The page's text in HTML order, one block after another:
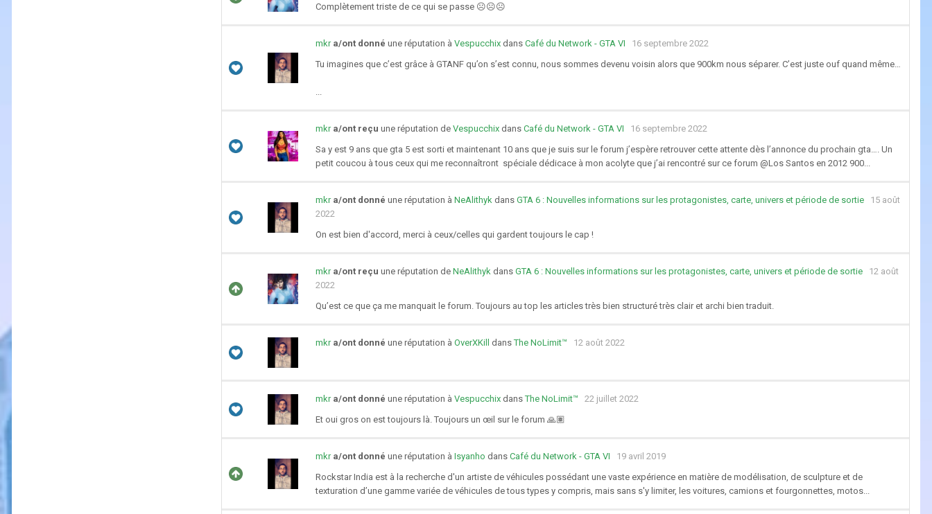
Complètement triste de ce qui se passe ☹️☹️☹️
mkr a/ont donné une réputation à Vespucchix dans Café du Network - GTA VI
16 septembre 2022
Tu imagines que c’est grâce à GTANF qu’on s’est connu, nous sommes devenu voisin alors que 900km nous séparer. C’est juste ouf quand même…
mkr a/ont reçu une réputation de Vespucchix dans Café du Network - GTA VI
16 septembre 2022
Sa y est 9 ans que gta 5 est sorti et maintenant 10 ans que je suis sur le forum j’espère retrouver cette attente dès l’annonce du prochain gta…. Un
petit coucou à tous ceux qui me reconnaîtront spéciale dédicace à mon acolyte que j’ai rencontré sur ce forum @Los Santos en 2012 900...
mkr a/ont donné une réputation à NeAlithyk dans GTA 6 : Nouvelles informations sur les protagonistes, carte, univers et période de sortie
15 août
2022
On est bien d'accord, merci à ceux/celles qui gardent toujours le cap !
mkr a/ont reçu une réputation de NeAlithyk dans GTA 6 : Nouvelles informations sur les protagonistes, carte, univers et période de sortie
12 août
2022
Qu’est ce que ça me manquait le forum. Toujours au top les articles très bien structuré très clair et archi bien traduit.
mkr a/ont donné une réputation à OverXKill dansThe NoLimit™ 12 août 2022
mkr a/ont donné une réputation à Vespucchix dansThe NoLimit™
22 juillet 2022
Et oui gros on est toujours là. Toujours un œil sur le forum 🙏🏽
mkr a/ont donné une réputation à Isyanho dans Café du Network - GTA VI
19 avril 2019
Rockstar India est à la recherche d'un artiste de véhicules possédant une vaste expérience en matière de modélisation, de sculpture et de
texturation d’une gamme variée de véhicules de tous types y compris, mais sans s'y limiter, les voitures, camions et fourgonnettes, motos...